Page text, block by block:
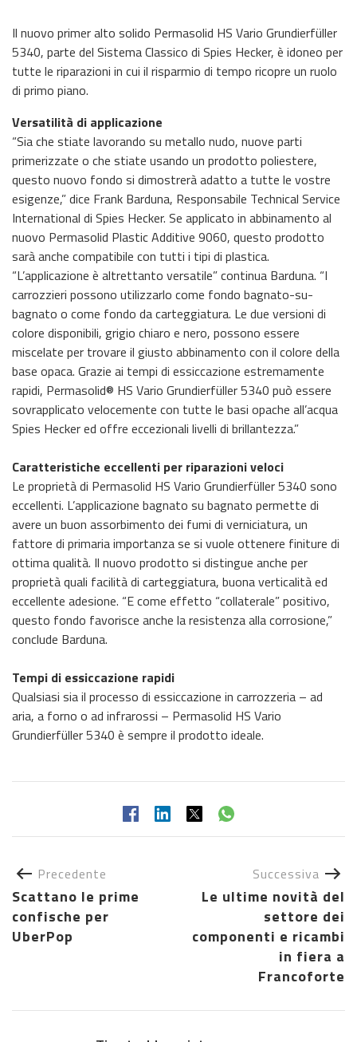
Il nuovo primer alto solido Permasolid HS Vario Grundierfüller
5340, parte del Sistema Classico di Spies Hecker, è idoneo per
tutte le riparazioni in cui il risparmio di tempo ricopre un ruolo
di primo piano.
Versatilità di applicazione
“Sia che stiate lavorando su metallo nudo, nuove parti
primerizzate o che stiate usando un prodotto poliestere,
questo nuovo fondo si dimostrerà adatto a tutte le vostre
esigenze,” dice Frank Barduna, Responsabile Technical Service
International di Spies Hecker. Se applicato in abbinamento al
nuovo Permasolid Plastic Additive 9060, questo prodotto
sarà anche compatibile con tutti i tipi di plastica.
“L’applicazione è altrettanto versatile” continua Barduna. “I
carrozzieri possono utilizzarlo come fondo bagnato-su-
bagnato o come fondo da carteggiatura. Le due versioni di
colore disponibili, grigio chiaro e nero, possono essere
miscelate per trovare il giusto abbinamento con il colore della
base opaca. Grazie ai tempi di essiccazione estremamente
rapidi, Permasolid® HS Vario Grundierfüller 5340 può essere
sovrapplicato velocemente con tutte le basi opache all’acqua
Spies Hecker ed offre eccezionali livelli di brillantezza.”
Caratteristiche eccellenti per riparazioni veloci
Le proprietà di Permasolid HS Vario Grundierfüller 5340 sono
eccellenti. L’applicazione bagnato su bagnato permette di
avere un buon assorbimento dei fumi di verniciatura, un
fattore di primaria importanza se si vuole ottenere finiture di
ottima qualità. Il nuovo prodotto si distingue anche per
proprietà quali facilità di carteggiatura, buona verticalità ed
eccellente adesione. “E come effetto “collaterale” positivo,
questo fondo favorisce anche la resistenza alla corrosione,”
conclude Barduna.
Tempi di essiccazione rapidi
Qualsiasi sia il processo di essiccazione in carrozzeria – ad
aria, a forno o ad infrarossi – Permasolid HS Vario
Grundierfüller 5340 è sempre il prodotto ideale.
Precedente
Scattano le prime
confische per
UberPop
Successiva
Le ultime novità del
settore dei
componenti e ricambi
in fiera a
Francoforte